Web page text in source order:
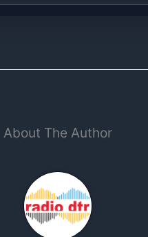
About The Author